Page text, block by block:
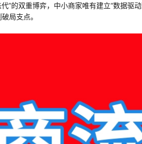
”的双重博弈，中小商家唯有建立“数据驱
局支点。